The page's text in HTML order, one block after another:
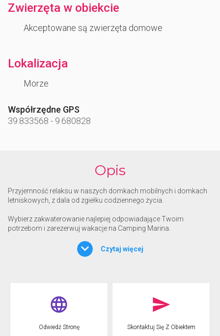
Zwierzęta w obiekcie
Akceptowane są zwierzęta domowe
Lokalizacja
Morze
Współrzędne GPS
39.833568 - 9.680828
Opis
Przyjemność relaksu w naszych domkach mobilnych i domkach
letniskowych, z dala od zgiełku codziennego życia.
Wybierz zakwaterowanie najlepiej odpowiadające Twoim
potrzebom i zarezerwuj wakacje na Camping Marina.
Goście kempingu znajdą tu wszystko, czego potrzebują: bar w
dozwolonych godzinach; w sezonie targ; oraz restaurację na
potrawami i smakami bez opuszczania kempingu.
W naszej restauracji Le Terrazze przygotowujemy dania typowe i
kontynentalne. Doskonałe wina i desery, chleb, oliwa, sery i wędliny
kuchennego i/lub tylko z ogrodów oddalonych o 0 km. Możesz
Czytaj więcej
Odwiedź Stronę Skontaktuj Się Z Obiektem